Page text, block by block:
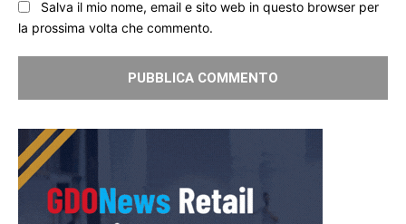
Salva il mio nome, email e sito web in questo browser per
la prossima volta che commento.